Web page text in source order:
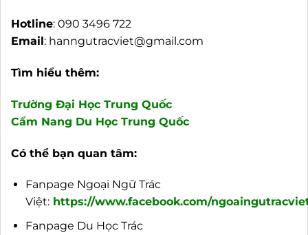
Hotline: 090 3496 722
Email: hanngutracviet@gmail.com
Tìm hiểu thêm:
Trường Đại Học Trung Quốc
Cẩm Nang Du Học Trung Quốc
Có thể bạn quan tâm:
Fanpage Ngoại Ngữ Trác
Việt: https://www.facebook.com/
Fanpage Du Học Trác